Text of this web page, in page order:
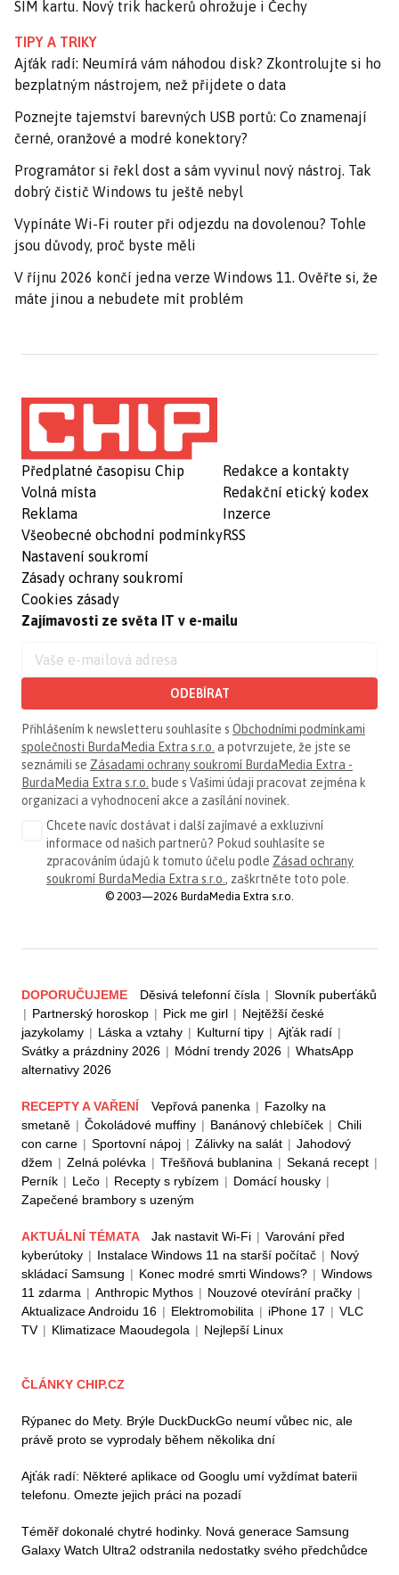
SIM kartu. Nový trik hackerů ohrožuje i Čechy
TIPY A TRIKY
Ajťák radí: Neumírá vám náhodou disk? Zkontrolujte si ho
bezplatným nástrojem, než přijdete o data
Poznejte tajemství barevných USB portů: Co znamenají
černé, oranžové a modré konektory?
Programátor si řekl dost a sám vyvinul nový nástroj. Tak
dobrý čistič Windows tu ještě nebyl
Vypínáte Wi-Fi router při odjezdu na dovolenou? Tohle
jsou důvody, proč byste měli
V říjnu 2026 končí jedna verze Windows 11. Ověřte si, že
máte jinou a nebudete mít problém
Předplatné časopisu Chip
Volná místa
Reklama
Všeobecné obchodní podmínky
Nastavení soukromí
Zásady ochrany soukromí
Cookies zásady
Redakce a kontakty
Redakční etický kodex
Inzerce
RSS
Zajímavosti ze světa IT v e-mailu
ODEBÍRAT
Přihlášením k newsletteru souhlasíte s Obchodními podmínkami
společnosti BurdaMedia Extra s.r.o. a potvrzujete, že jste se
seznámili se Zásadami ochrany soukromí BurdaMedia Extra -
BurdaMedia Extra s.r.o. bude s Vašimi údaji pracovat zejména k
organizaci a vyhodnocení akce a zasílání novinek.
Chcete navíc dostávat i další zajímavé a exkluzivní
informace od našich partnerů? Pokud souhlasíte se
zpracováním údajů k tomuto účelu podle Zásad ochrany
soukromí BurdaMedia Extra s.r.o. , zaškrtněte toto pole.
© 2003—2026 BurdaMedia Extra s.r.o.
DOPORUČUJEME Děsivá telefonní čísla | Slovník puberťáků
| Partnerský horoskop | Pick me girl | Nejtěžší české
jazykolamy | Láska a vztahy | Kulturní tipy | Ajťák radí |
Svátky a prázdniny 2026 | Módní trendy 2026 | WhatsApp
alternativy 2026
RECEPTY A VAŘENÍ Vepřová panenka | Fazolky na
smetaně | Čokoládové muffiny | Banánový chlebíček | Chili
con carne | Sportovní nápoj | Zálivky na salát | Jahodový
džem | Zelná polévka | Třešňová bublanina | Sekaná recept |
Perník | Lečo | Recepty s rybízem | Domácí housky |
Zapečené brambory s uzeným
AKTUÁLNÍ TÉMATA Jak nastavit Wi-Fi | Varování před
kyberútoky | Instalace Windows 11 na starší počítač | Nový
skládací Samsung | Konec modré smrti Windows? | Windows
11 zdarma | Anthropic Mythos | Nouzové otevírání pračky |
Aktualizace Androidu 16 | Elektromobilita | iPhone 17 | VLC
TV | Klimatizace Maoudegola | Nejlepší Linux
ČLÁNKY CHIP.CZ
Rýpanec do Mety. Brýle DuckDuckGo neumí vůbec nic, ale
právě proto se vyprodaly během několika dní
Ajťák radí: Některé aplikace od Googlu umí vyždímat baterii
telefonu. Omezte jejich práci na pozadí
Téměř dokonalé chytré hodinky. Nová generace Samsung
Galaxy Watch Ultra2 odstranila nedostatky svého předchůdce